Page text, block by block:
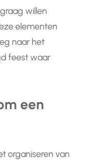
willen
elementen
naar het
feest waar
een
organiseren van